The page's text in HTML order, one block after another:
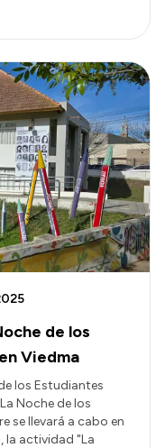
de los
Viedma
los Estudiantes
Noche de los
se llevará a cabo en
la actividad "La